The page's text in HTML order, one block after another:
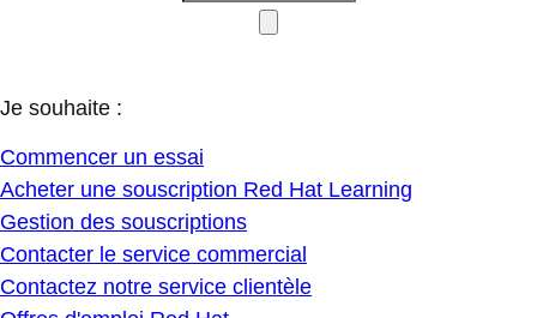
Je souhaite :
Commencer un essai
Acheter une souscription Red Hat Learning
Gestion des souscriptions
Contacter le service commercial
Contactez notre service clientèle